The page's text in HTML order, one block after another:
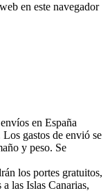
en este navegador
en España
gastos de envió se
y peso. Se
los portes gratuitos,
las Islas Canarias,